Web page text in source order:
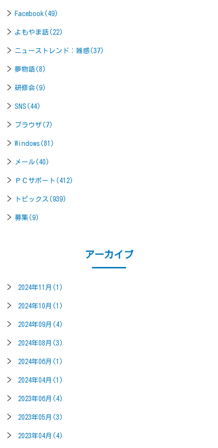
Facebook(49)
よもやま話(22)
ニューストレンド：雑感(37)
夢物語(8)
研修会(9)
SNS(44)
ブラウザ(7)
Windows(81)
メール(40)
ＰＣサポート(412)
トピックス(939)
募集(9)
アーカイブ
2024年11月(1)
2024年10月(1)
2024年09月(4)
2024年08月(3)
2024年06月(1)
2024年04月(1)
2023年06月(4)
2023年05月(3)
2023年04月(4)